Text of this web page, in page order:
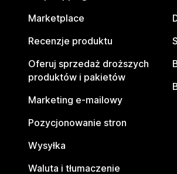
Marketplace
Recenzje produktu
Oferuj sprzedaż droższych
produktów i pakietów
Marketing e-mailowy
Pozycjonowanie stron
Wysyłka
Waluta i tłumaczenie